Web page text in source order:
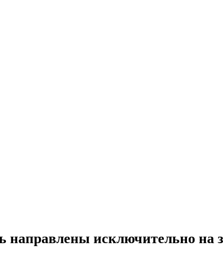
исключительно на